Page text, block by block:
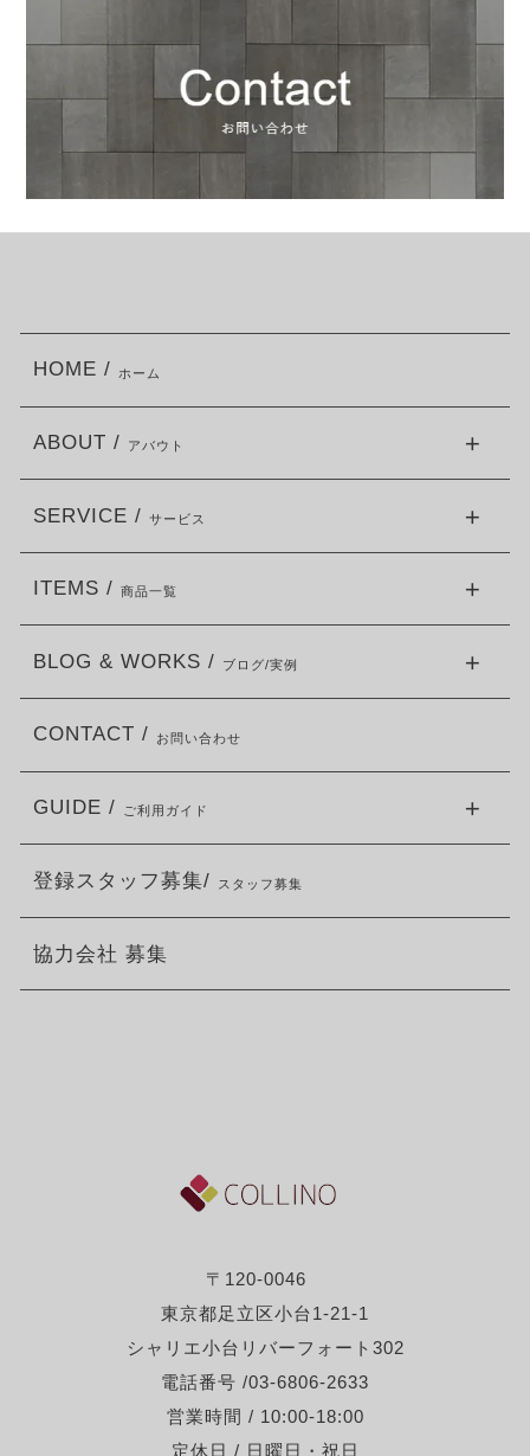
〒120-0046
東京都足立区小台1-21-1
シャリエ小台リバーフォート302
電話番号 /03-6806-2633
営業時間 / 10:00-18:00
定休日 / 日曜日・祝日
HOME / ホーム
ABOUT / アバウト
SERVICE / サービス
ITEMS / 商品一覧
BLOG & WORKS / ブログ/実例
CONTACT / お問い合わせ
GUIDE / ご利用ガイド
登録スタッフ募集/ スタッフ募集
協力会社 募集